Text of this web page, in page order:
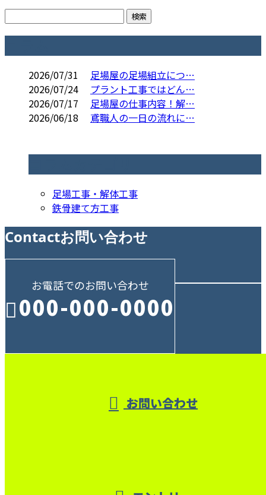
2026/07/31
足場屋の足場組立につ…
2026/07/24
プラント工事ではどん…
2026/07/17
足場屋の仕事内容！解…
2026/06/18
鳶職人の一日の流れに…
足場工事・解体工事
鉄骨建て方工事
Contactお問い合わせ
お電話でのお問い合わせ
000-000-0000
お問い合わせ